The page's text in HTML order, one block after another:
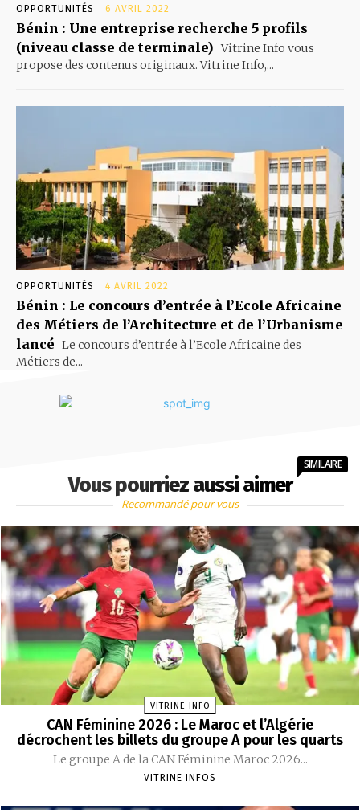
OPPORTUNITÉS 6 AVRIL 2022
Bénin : Une entreprise recherche 5 profils
(niveau classe de terminale) Vitrine Info vous
propose des contenus originaux. Vitrine Info,...
OPPORTUNITÉS 4 AVRIL 2022
Bénin : Le concours d’entrée à l’Ecole Africaine
des Métiers de l’Architecture et de l’Urbanisme
lancé Le concours d’entrée à l’Ecole Africaine des
Métiers de...
Vous pourriez aussi aimer
SIMILAIRE
Recommandé pour vous
VITRINE INFO
CAN Féminine 2026 : Le Maroc et l’Algérie
décrochent les billets du groupe A pour les quarts
Le groupe A de la CAN Féminine Maroc 2026...
VITRINE INFOS